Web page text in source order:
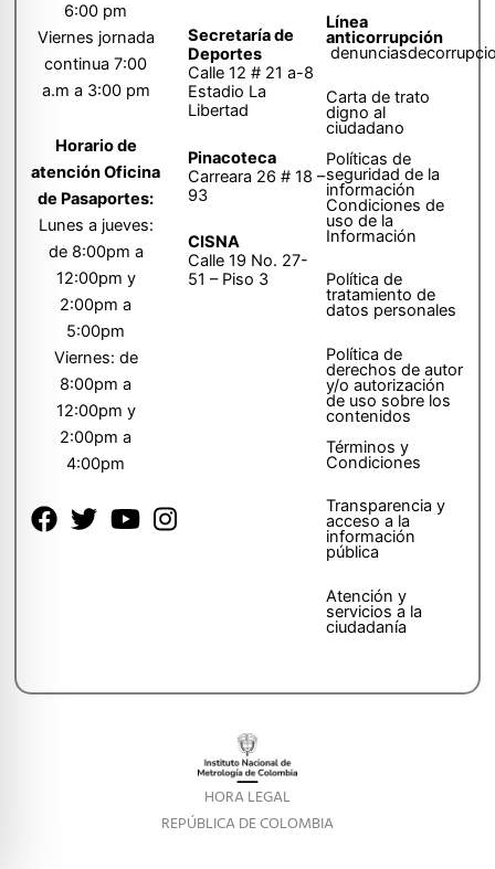
6:00 pm
Viernes jornada
continua 7:00
a.m a 3:00 pm
Horario de
atención Oficina
de Pasaportes:
Lunes a jueves:
de 8:00pm a
12:00pm y
2:00pm a
5:00pm
Viernes: de
8:00pm a
12:00pm y
2:00pm a
4:00pm
Secretaría de
Deportes
Calle 12 # 21 a-8
Estadio La
Libertad
Pinacoteca
Carreara 26 # 18 –
93
CISNA
Calle 19 No. 27-
51 – Piso 3
Línea
anticorrupción
Carta de trato
digno al
ciudadano
Políticas de
seguridad de la
información
Condiciones de
uso de la
Información
Política de
tratamiento de
datos personales
Política de
derechos de autor
y/o autorización
de uso sobre los
contenidos
Términos y
Condiciones
Transparencia y
acceso a la
información
pública
Atención y
servicios a la
ciudadanía
HORA LEGAL
REPÚBLICA DE COLOMBIA